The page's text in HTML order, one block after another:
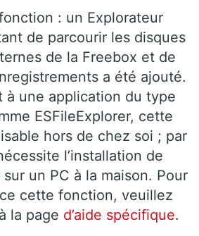
: un Explorateur
de parcourir les disques
de la Freebox et de
a été ajouté.
à une application du type
ESFileExplorer, cette
hors de chez soi ; par
l’installation de
un PC à la maison. Pour
cette fonction, veuillez
la page d’aide spécifique.